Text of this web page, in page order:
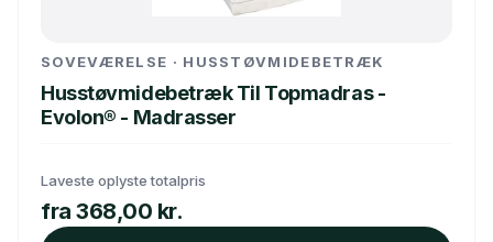
SOVEVÆRELSE · HUSSTØVMIDEBETRÆK
Husstøvmidebetræk Til Topmadras -
Evolon® - Madrasser
Laveste oplyste totalpris
fra 368,00 kr.